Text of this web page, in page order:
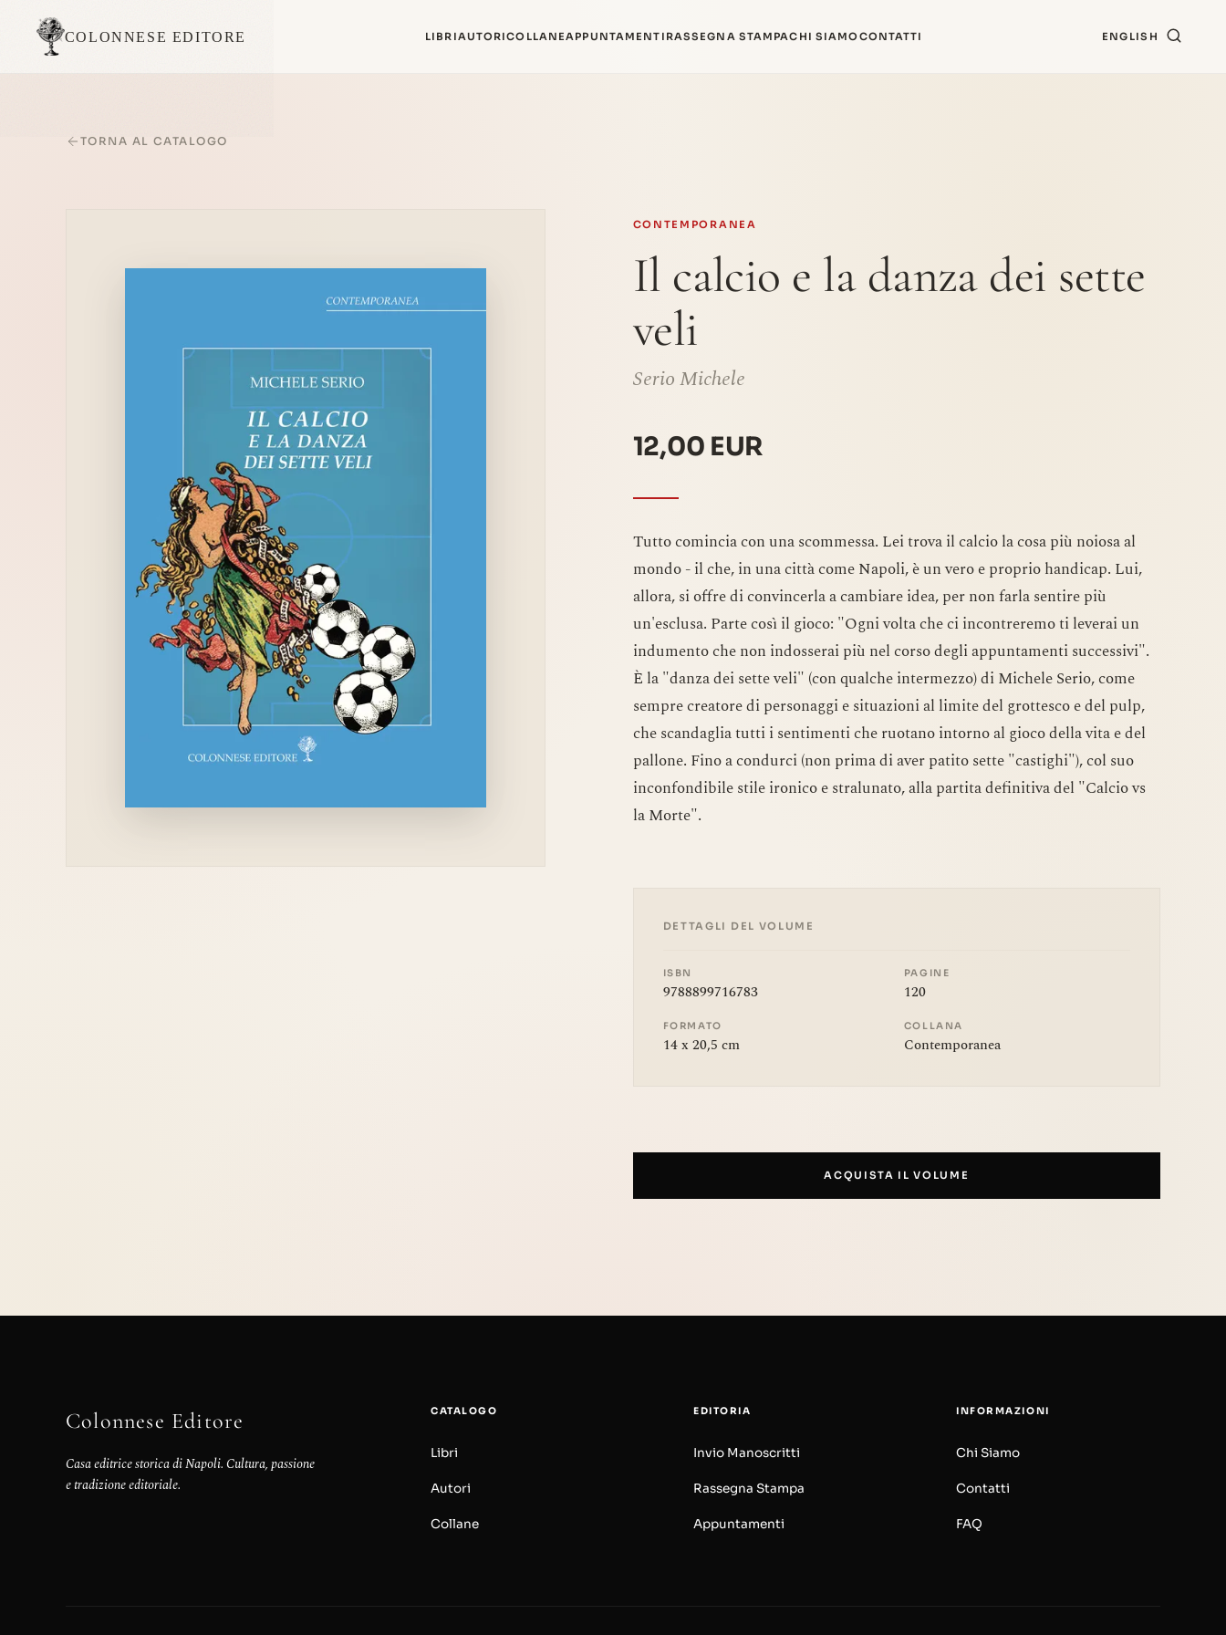
COLONNESE EDITORE LIBRIAUTORICOLLANEAPPUNTAMENTI RASSEGNA STAMPACHI SIAMOCONTATTI ENGLISH
TORNA AL CATALOGO
CONTEMPORANEA
Il calcio e la danza dei sette
veli
Serio Michele
12,00 EUR
Tutto comincia con una scommessa. Lei trova il calcio la cosa più noiosa al
mondo - il che, in una città come Napoli, è un vero e proprio handicap. Lui,
allora, si offre di convincerla a cambiare idea, per non farla sentire più
un'esclusa. Parte così il gioco: "Ogni volta che ci incontreremo ti leverai un
indumento che non indosserai più nel corso degli appuntamenti successivi".
È la "danza dei sette veli" (con qualche intermezzo) di Michele Serio, come
sempre creatore di personaggi e situazioni al limite del grottesco e del pulp,
che scandaglia tutti i sentimenti che ruotano intorno al gioco della vita e del
pallone. Fino a condurci (non prima di aver patito sette "castighi"), col suo
inconfondibile stile ironico e stralunato, alla partita definitiva del "Calcio vs
la Morte".
DETTAGLI DEL VOLUME
ISBN
9788899716783
PAGINE
120
FORMATO
14 x 20,5 cm
COLLANA
Contemporanea
ACQUISTA IL VOLUME
Colonnese Editore
Casa editrice storica di Napoli. Cultura, passione
e tradizione editoriale.
CATALOGO
Libri
Autori
Collane
EDITORIA
Invio Manoscritti
Rassegna Stampa
Appuntamenti
INFORMAZIONI
Chi Siamo
Contatti
FAQ